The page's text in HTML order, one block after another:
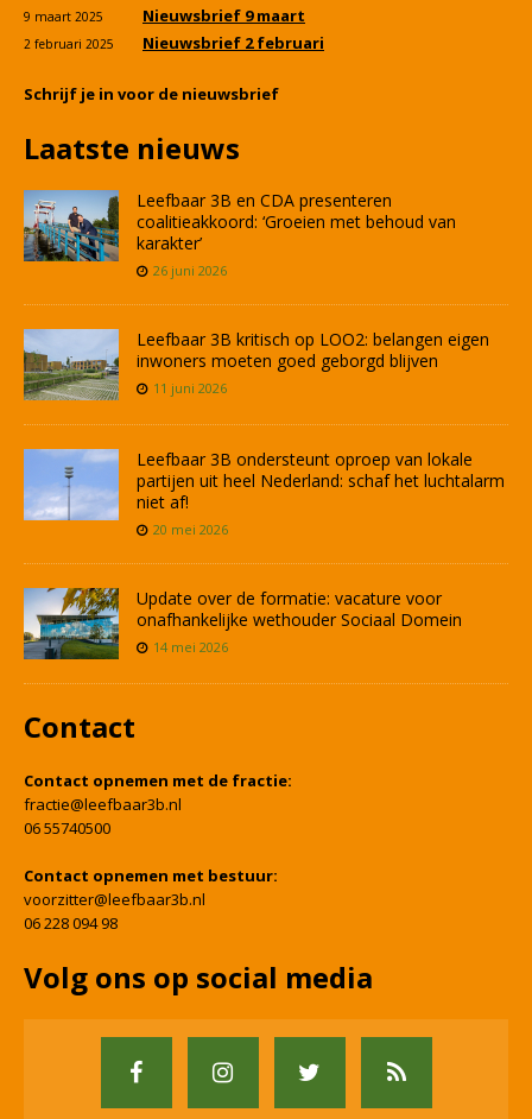
9 maart 2025 Nieuwsbrief 9 maart
2 februari 2025 Nieuwsbrief 2 februari
Schrijf je in voor de nieuwsbrief
Laatste nieuws
Leefbaar 3B en CDA presenteren
coalitieakkoord: ‘Groeien met behoud van
karakter’
26 juni 2026
Leefbaar 3B kritisch op LOO2: belangen eigen
inwoners moeten goed geborgd blijven
11 juni 2026
Leefbaar 3B ondersteunt oproep van lokale
partijen uit heel Nederland: schaf het luchtalarm
niet af!
20 mei 2026
Update over de formatie: vacature voor
onafhankelijke wethouder Sociaal Domein
14 mei 2026
Contact
Contact opnemen met de fractie:
fractie@leefbaar3b.nl
06 55740500
Contact opnemen met bestuur:
voorzitter@leefbaar3b.nl
06 228 094 98
Volg ons op social media